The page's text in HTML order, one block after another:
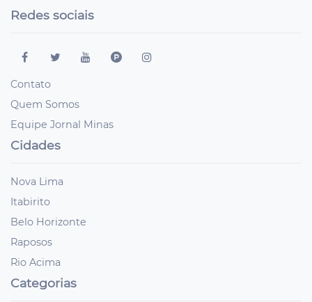
Redes sociais
Contato
Quem Somos
Equipe Jornal Minas
Cidades
Nova Lima
Itabirito
Belo Horizonte
Raposos
Rio Acima
Categorias